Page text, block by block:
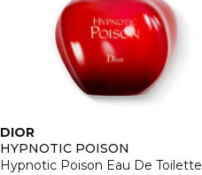
DIOR
HYPNOTIC POISON
Hypnotic Poison Eau De Toilette